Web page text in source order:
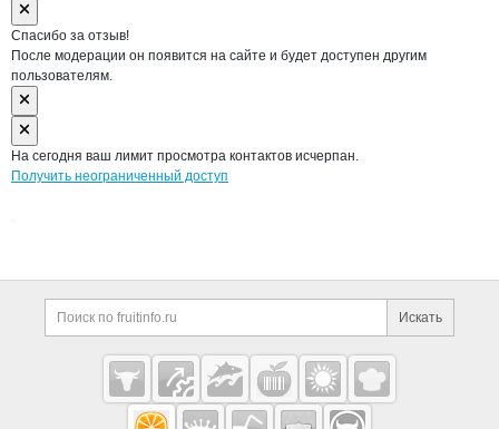
Спасибо за отзыв!
После модерации он появится на сайте и будет доступен другим
пользователям.
На сегодня ваш лимит просмотра контактов исчерпан.
Получить неограниченный доступ
Дополнительная информация
Поиск по сайту и
Искать
Cсылки на полезные проекты